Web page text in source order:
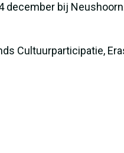
december bij
Cultuurparticipatie,